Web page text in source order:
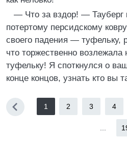
— Что за вздор! — Тауберг
потертому персидскому
своего падения — туфельку,
что торжественно
туфельку! Я споткнулся о
конце концов, узнать кто вы
1 2 3 4